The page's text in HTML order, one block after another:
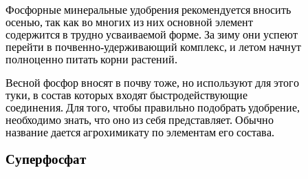
Фосфорные минеральные удобрения рекомендуется вносить
осенью, так как во многих из них основной элемент
содержится в трудно усваиваемой форме. За зиму они успеют
перейти в почвенно-удерживающий комплекс, и летом начнут
полноценно питать корни растений.
Весной фосфор вносят в почву тоже, но используют для этого
туки, в состав которых входят быстродействующие
соединения. Для того, чтобы правильно подобрать удобрение,
необходимо знать, что оно из себя представляет. Обычно
название дается агрохимикату по элементам его состава.
Суперфосфат